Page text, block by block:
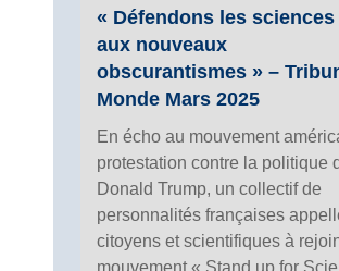
« Défendons les sciences
aux nouveaux
obscurantismes » –
Monde Mars 2025
En écho au mouvement
protestation contre la politique
Donald Trump, un collectif de
personnalités françaises
citoyens et scientifiques à
mouvement « Stand up for